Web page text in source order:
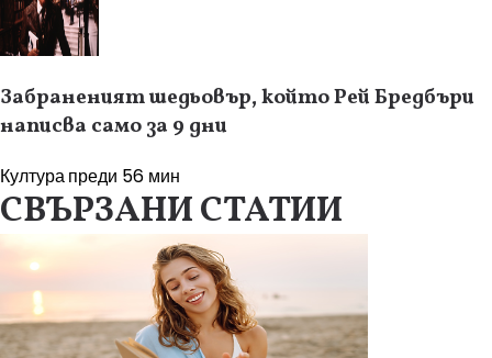
Забраненият шедьовър, който Рей Бредбъри
написва само за 9 дни
Културапреди 56 мин
СВЪРЗАНИ СТАТИИ